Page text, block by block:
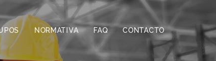
NORMATIVA FAQ CONTACTO